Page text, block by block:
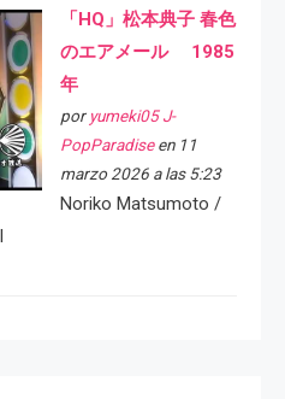
「HQ」松本典子 春色
のエアメール 1985
年
por yumeki05 J-
PopParadiseen 11
marzo 2026 a las 5:23
Noriko Matsumoto /